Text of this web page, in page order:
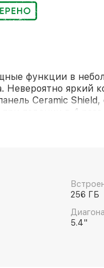
функции в
Невероятно яркий
Ceramic
падении в 4
освещении
аксессуары
более
смартфон с
256 ГБ
5.4"